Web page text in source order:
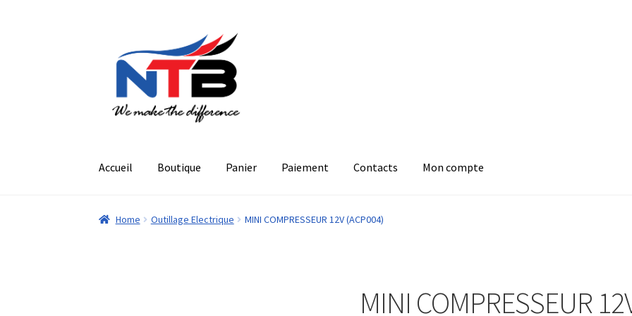
navigation
contenu
Accueil Boutique Panier Paiement Contacts Mon compte
Home Outillage Electrique MINI COMPRESSEUR 12V (ACP004)
MINI COMPRESSEUR